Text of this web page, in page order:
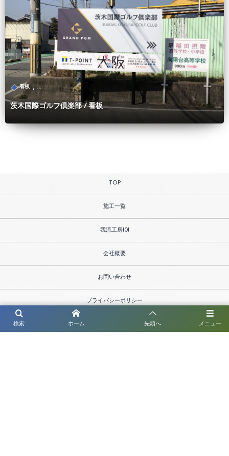
看板 , …
茨木国際ゴルフ倶楽部 / 看板
メニュー
検索 ホーム 先頭へ
TOP
施工一覧
我流工房101
会社概要
お問い合わせ
プライバシーポリシー